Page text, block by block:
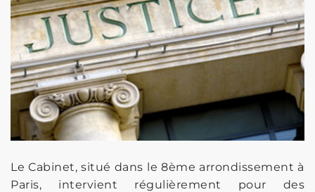
Le Cabinet, situé dans le 8ème arrondissement à
Paris, intervient régulièrement pour des